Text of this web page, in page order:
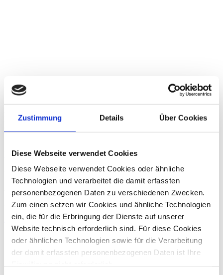
Zustimmung Details Über Cookies
Diese Webseite verwendet Cookies
Diese Webseite verwendet Cookies oder ähnliche
Technologien und verarbeitet die damit erfassten
personenbezogenen Daten zu verschiedenen Zwecken.
Zum einen setzen wir Cookies und ähnliche Technologien
ein, die für die Erbringung der Dienste auf unserer
Website technisch erforderlich sind. Für diese Cookies
oder ähnlichen Technologien sowie für die Verarbeitung
der damit erfassten personenbezogenen Daten ist Ihre
Über die dhpg
Mitarbeiter:innen Familienunternehmen und Mittelständler,
Weitere Informationen
Kontakt
Wenn Sie Fragen zu unseren Angeboten haben, können Sie uns
gern telefonisch (+49 228 81000 0) oder perE-Mailkontaktieren.
Zum Kontakt